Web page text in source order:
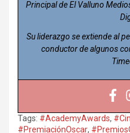
Principal de El Valluno
Su liderazgo se extiende al
conductor de algunos
Tags: #AcademyAwards,
#PremiaciónOscar,